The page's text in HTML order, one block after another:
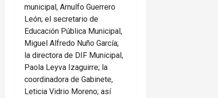
municipal, Arnulfo Guerrero
León; el secretario de
Educación Pública Municipal,
Miguel Alfredo Nuño García;
la directora de DIF Municipal,
Paola Leyva Izaguirre; la
coordinadora de Gabinete,
Leticia Vidrio Moreno; así